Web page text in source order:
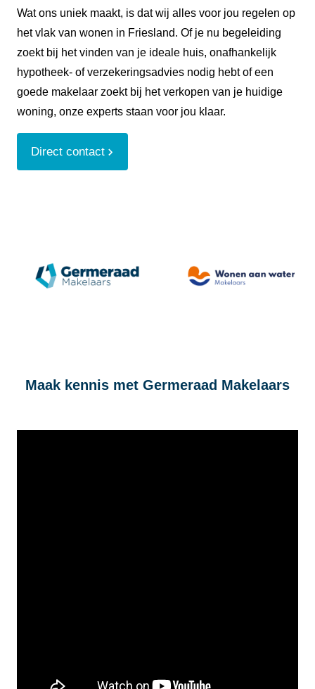
Wat ons uniek maakt, is dat wij alles voor jou regelen op
het vlak van wonen in Friesland. Of je nu begeleiding
zoekt bij het vinden van je ideale huis, onafhankelijk
hypotheek- of verzekeringsadvies nodig hebt of een
goede makelaar zoekt bij het verkopen van je huidige
woning, onze experts staan voor jou klaar.
Direct contact
Maak kennis met Germeraad Makelaars